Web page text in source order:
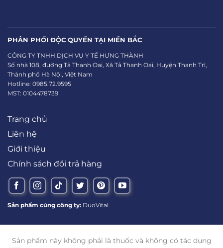
PHÂN PHỐI ĐỘC QUYỀN TẠI MIỀN BẮC
CÔNG TY TNHH DỊCH VỤ Y TẾ HƯNG THÀNH
Số nhà 108, đường Tả Thanh Oai, Xã Tả Thanh Oai, Huyện Thanh Trì,
Thành phố Hà Nội, Việt Nam
Hotline: 0985.72.9595
MST: 0104478739
Trang chủ
Liên hệ
Giới thiệu
Chính sách đổi trả hàng
Sản phẩm cùng công ty: DuoVital
Sản phẩm này không phải là thuốc và không có tác dụng